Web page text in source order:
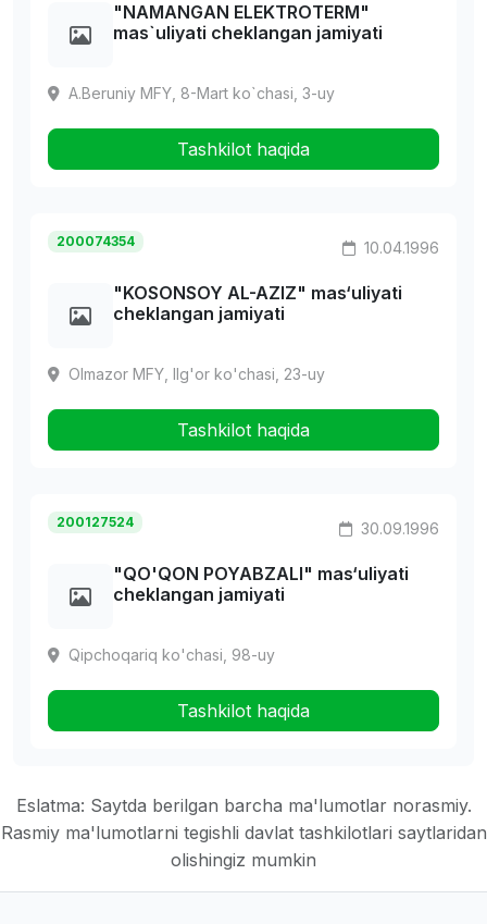
"NAMANGAN ELEKTROTERM"
mas`uliyati cheklangan jamiyati
A.Beruniy MFY, 8-Mart ko`chasi, 3-uy
Tashkilot haqida
200074354 10.04.1996
"KOSONSOY AL-AZIZ" mas‘uliyati
cheklangan jamiyati
Olmazor MFY, Ilg'or ko'chasi, 23-uy
Tashkilot haqida
200127524 30.09.1996
"QO'QON POYABZALI" mas‘uliyati
cheklangan jamiyati
Qipchoqariq ko'chasi, 98-uy
Tashkilot haqida
Eslatma: Saytda berilgan barcha ma'lumotlar norasmiy.
Rasmiy ma'lumotlarni tegishli davlat tashkilotlari saytlaridan
olishingiz mumkin